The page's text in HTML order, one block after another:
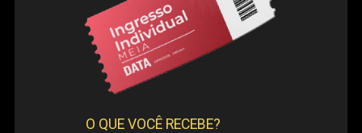
O QUE VOCÊ RECEBE?